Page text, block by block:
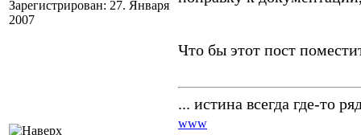
Зарегистрирован: 27. Января
2007
Что бы этот пост
... истина всегда где-то
www